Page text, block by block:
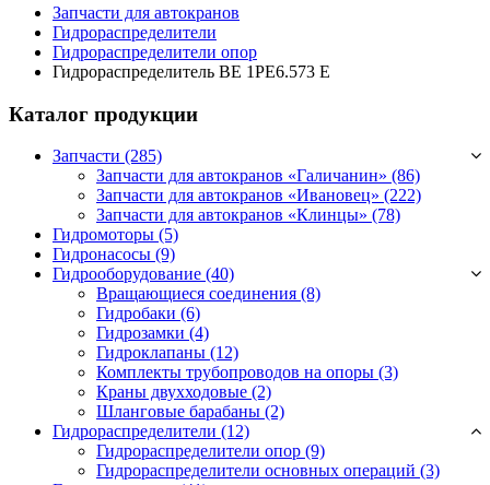
Запчасти для автокранов
Гидрораспределители
Гидрораспределители опор
Гидрораспределитель ВЕ 1РЕ6.573 Е
Каталог продукции
Запчасти (285)
Запчасти для автокранов «Галичанин» (86)
Запчасти для автокранов «Ивановец» (222)
Запчасти для автокранов «Клинцы» (78)
Гидромоторы (5)
Гидронасосы (9)
Гидрооборудование (40)
Вращающиеся соединения (8)
Гидробаки (6)
Гидрозамки (4)
Гидроклапаны (12)
Комплекты трубопроводов на опоры (3)
Краны двухходовые (2)
Шланговые барабаны (2)
Гидрораспределители (12)
Гидрораспределители опор (9)
Гидрораспределители основных операций (3)